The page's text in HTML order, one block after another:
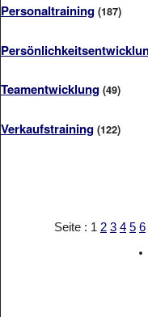
Personaltraining (187)
Teamentwicklung (49)
Verkaufstraining (122)
Seite : 1 2 3 4 5 6